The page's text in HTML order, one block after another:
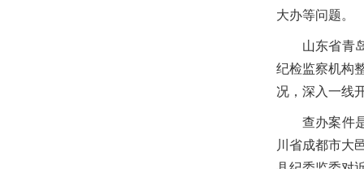
大办等问题。
山东省青
纪检监察机构
况，深入一线
查办案件
川省成都市大